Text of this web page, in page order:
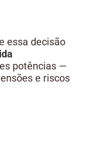
essa decisão
potências —
e riscos